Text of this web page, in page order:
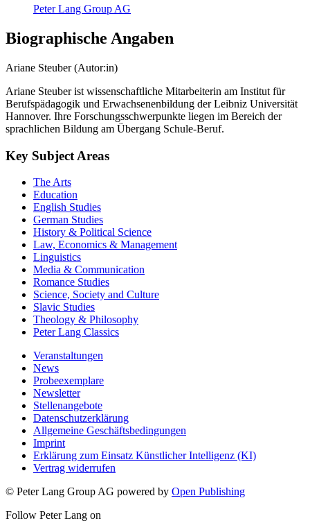
Peter Lang Group AG
Biographische Angaben
Ariane Steuber (Autor:in)
Ariane Steuber ist wissenschaftliche Mitarbeiterin am Institut für
Berufspädagogik und Erwachsenenbildung der Leibniz Universität
Hannover. Ihre Forschungsschwerpunkte liegen im Bereich der
sprachlichen Bildung am Übergang Schule-Beruf.
Key Subject Areas
The Arts
Education
English Studies
German Studies
History & Political Science
Law, Economics & Management
Linguistics
Media & Communication
Romance Studies
Science, Society and Culture
Slavic Studies
Theology & Philosophy
Peter Lang Classics
Veranstaltungen
News
Probeexemplare
Newsletter
Stellenangebote
Datenschutzerklärung
Allgemeine Geschäftsbedingungen
Imprint
Erklärung zum Einsatz Künstlicher Intelligenz (KI)
Vertrag widerrufen
© Peter Lang Group AG powered by Open Publishing
Follow Peter Lang on